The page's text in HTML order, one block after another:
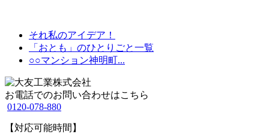
それ私のアイデア！
「おとも」のひとりごと一覧
○○マンション神明町...
お電話でのお問い合わせはこちら
0120-078-880
【対応可能時間】